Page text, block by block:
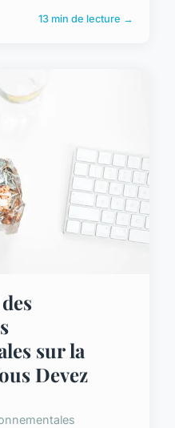
13 min de lecture →
sur la
Devez